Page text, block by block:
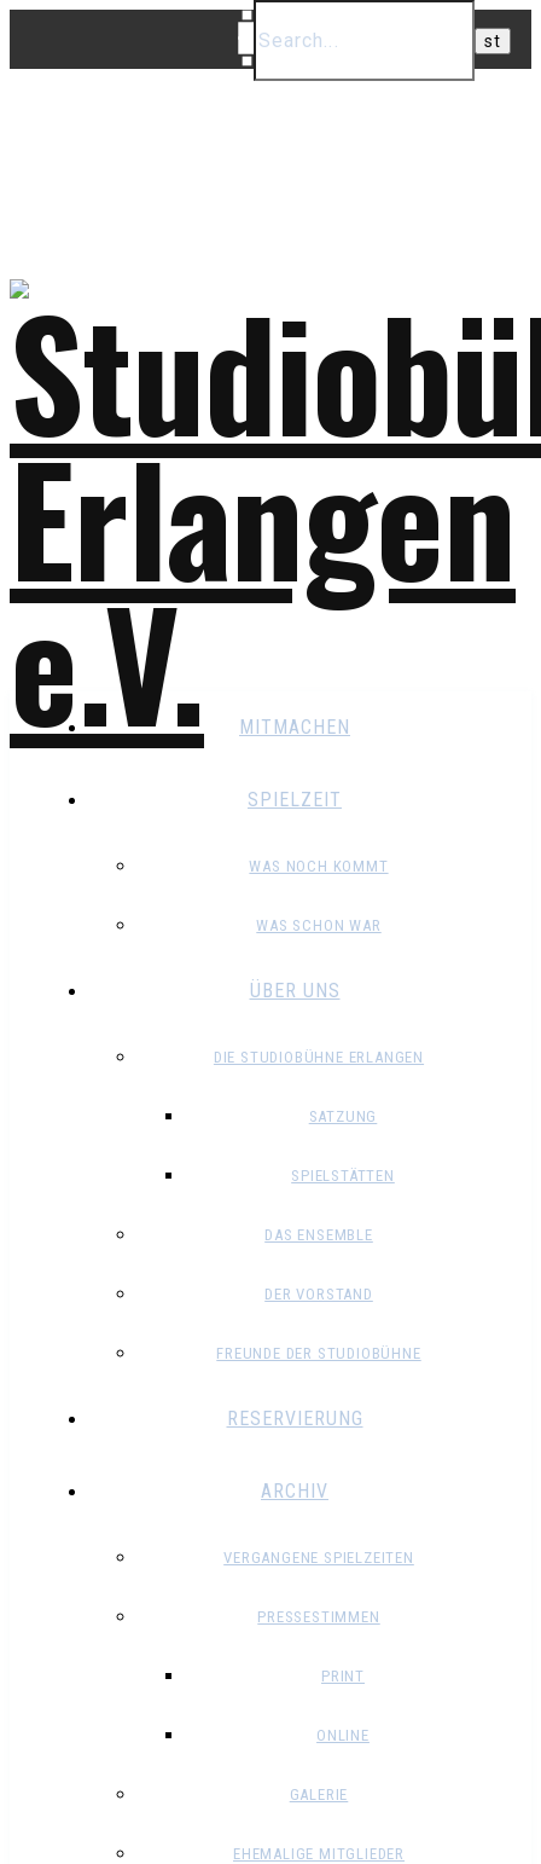
MITMACHEN
SPIELZEIT
WAS NOCH KOMMT
WAS SCHON WAR
ÜBER UNS
DIE STUDIOBÜHNE ERLANGEN
SATZUNG
SPIELSTÄTTEN
DAS ENSEMBLE
DER VORSTAND
FREUNDE DER STUDIOBÜHNE
RESERVIERUNG
ARCHIV
VERGANGENE SPIELZEITEN
PRESSESTIMMEN
PRINT
ONLINE
GALERIE
EHEMALIGE MITGLIEDER